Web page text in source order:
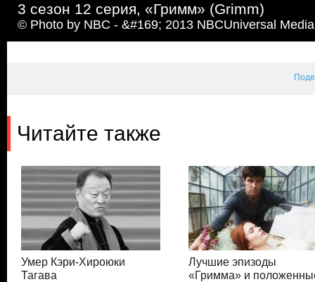
3 сезон 12 серия, «Гримм» (Grimm)
© Photo by NBC - &#169; 2013 NBCUniversal
Читайте также
Умер Кэри-Хироюки
Тагава
Лучшие эпизоды
«Гримма» и